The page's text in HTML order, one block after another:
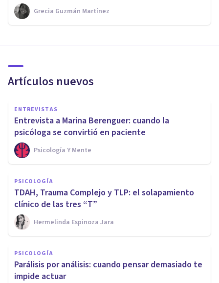
Grecia Guzmán Martínez
Artículos nuevos
ENTREVISTAS
Entrevista a Marina Berenguer: cuando la
psicóloga se convirtió en paciente
Psicología Y Mente
PSICOLOGÍA
TDAH, Trauma Complejo y TLP: el solapamiento
clínico de las tres “T”
Hermelinda Espinoza Jara
PSICOLOGÍA
Parálisis por análisis: cuando pensar demasiado te
impide actuar